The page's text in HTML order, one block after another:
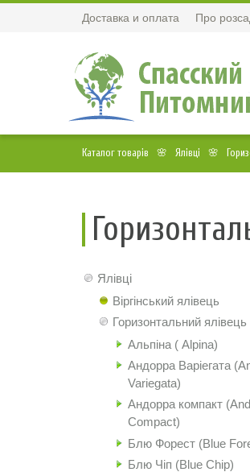
Доставка и оплата Про
Каталог товарів Ялівці
Ялівці
Віргінський ялівець
Горизонтальний ялівець
Альпіна ( Alpina)
Андорра Варіегата
Variegata)
Андорра компакт
Compact)
Блю Форест (Blue
Блю Чіп (Blue Chip)